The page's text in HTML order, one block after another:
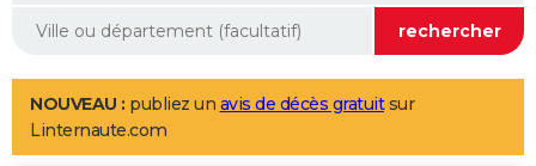
Aménagement intérieur
LIFESTYLE
Art de vivre
Bien-être
Loisirs
Mode
Modes de vie
NOUVEAU : publiez un avis de décès gratuitsur
Linternaute.com